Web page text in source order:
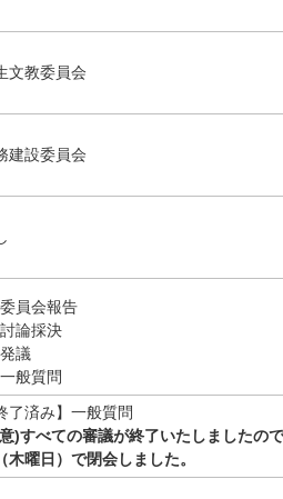
文教委員会
建設委員会
委員会報告
討論採決
発議
一般質問
了済み】一般質問
)すべての審議が終了いたしましたの
木曜日）で閉会しました。